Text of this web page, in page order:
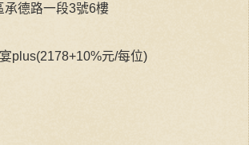
承德路一段3號6樓
plus(2178+10%元/每位)